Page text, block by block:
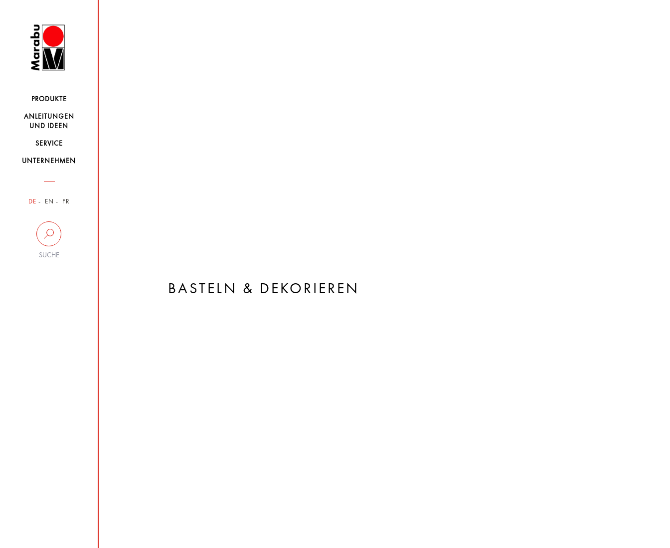
PRODUKTE
ANLEITUNGEN
UND IDEEN
SERVICE
UNTERNEHMEN
DE EN FR
SUCHE
BASTELN & DEKORIEREN